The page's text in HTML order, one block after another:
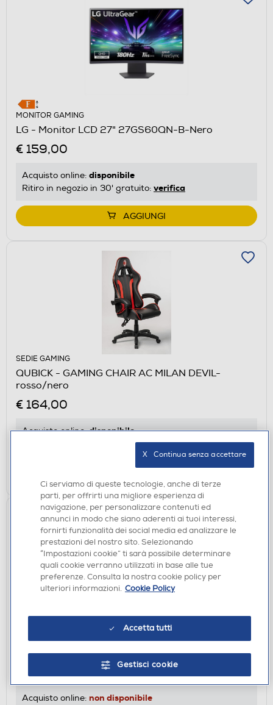
MONITOR GAMING
LG - Monitor LCD 27" 27GS60QN-B-Nero
€ 159,00
Acquisto online: disponibile
Ritiro in negozio in 30' gratuito: verifica
AGGIUNGI
SEDIE GAMING
QUBICK - GAMING CHAIR AC MILAN DEVIL-
rosso/nero
€ 164,00
Acquisto online:disponibile
Ritiro in negozio in 30' gratuito:verifica
LG - MONITOR GAMING OLED 32" 4K 32GX850A
165HZ
DISPONIBILE SOLO IN NEGOZIO
Acquisto online: non disponibile
Ci serviamo di queste tecnologie, anche di terze
parti, per offrirti una migliore esperienza di
navigazione, per personalizzare contenuti ed
annunci in modo che siano aderenti ai tuoi interessi,
fornirti funzionalità dei social media ed analizzare le
prestazioni del nostro sito. Selezionando
“Impostazioni cookie” ti sarà possibile determinare
quali cookie verranno utilizzati in base alle tue
preferenze. Consulta la nostra cookie policy per
ulteriori informazioni. Cookie Policy
Accetta tutti
Gestisci cookie
X   Continua senza accettare